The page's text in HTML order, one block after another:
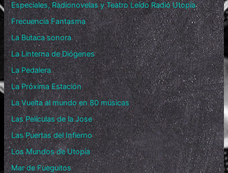
Especiales, Radionovelas y Teatro Leído Radio Utopía
Frecuencia Fantasma
La Butaca sonora
La Linterna de Diógenes
La Pedalera
La Próxima Estación
La Vuelta al mundo en 80 músicas
Las Películas de la Jose
Las Puertas del Infierno
Los Mundos de Utopía
Mar de Fueguitos